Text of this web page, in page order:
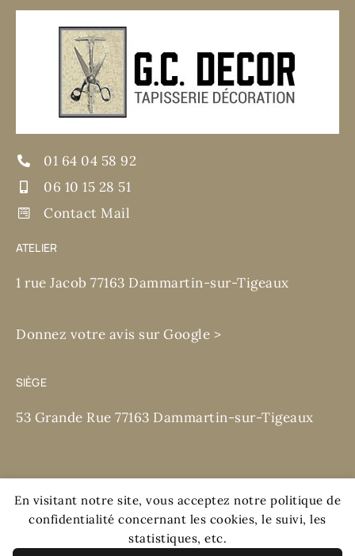
01 64 04 58 92
06 10 15 28 51
Contact Mail
ATELIER
1 rue Jacob 77163 Dammartin-sur-Tigeaux
Donnez votre avis sur Google >
SIÈGE
53 Grande Rue 77163 Dammartin-sur-Tigeaux
Mentions légales et RGPD
En visitant notre site, vous acceptez notre politique de
confidentialité concernant les cookies, le suivi, les
statistiques, etc.